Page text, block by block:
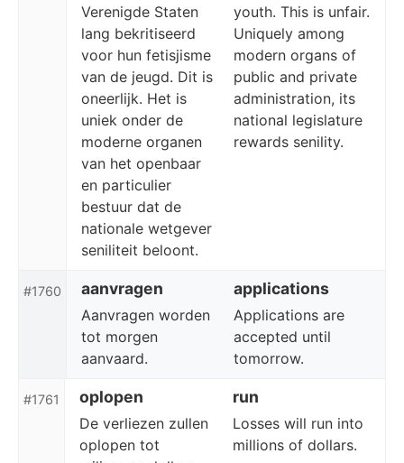
Verenigde Staten
lang bekritiseerd
voor hun fetisjisme
van de jeugd. Dit is
oneerlijk. Het is
uniek onder de
moderne organen
van het openbaar
en particulier
bestuur dat de
nationale wetgever
seniliteit beloont.
youth. This is unfair.
Uniquely among
modern organs of
public and private
administration, its
national legislature
rewards senility.
#1760 aanvragen applications
Aanvragen worden
tot morgen
aanvaard.
Applications are
accepted until
tomorrow.
#1761 oplopen run
De verliezen zullen
oplopen tot
Losses will run into
millions of dollars.